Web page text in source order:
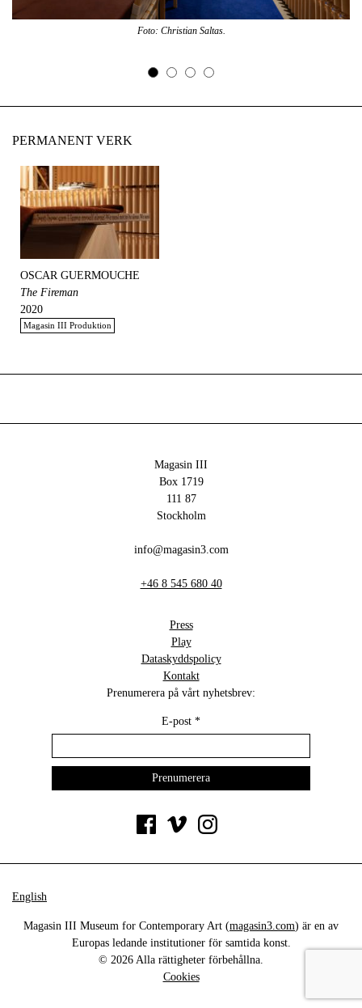
Foto: Christian Saltas.
PERMANENT VERK
OSCAR GUERMOUCHE
The Fireman
2020
Magasin III Produktion
Magasin III
Box 1719
111 87
Stockholm
info@magasin3.com
+46 8 545 680 40
Press
Play
Dataskyddspolicy
Kontakt
Prenumerera på vårt nyhetsbrev:
E-post *
English
Magasin III Museum for Contemporary Art (magasin3.com) är en av
Europas ledande institutioner för samtida konst.
© 2026 Alla rättigheter förbehållna.
Cookies